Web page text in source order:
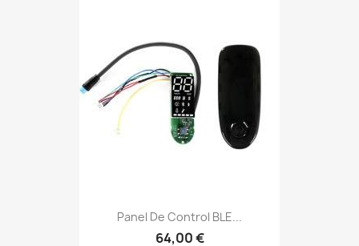
Panel De Control BLE...
64,00 €